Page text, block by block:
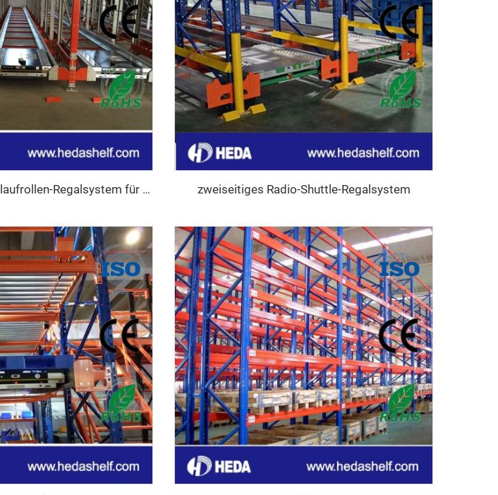
OEM/ODM Palettenlaufrollen-Regalsystem für Kühlhäuser zweiseitiges Radio-Shuttle-Regalsystem